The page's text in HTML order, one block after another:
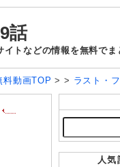
話
トなどの情報を無料でま
料動画TOP> > ラスト・
人気